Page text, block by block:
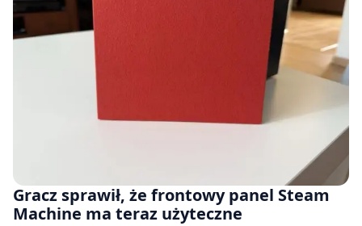
Gracz sprawił, że frontowy panel Steam
Machine ma teraz użyteczne